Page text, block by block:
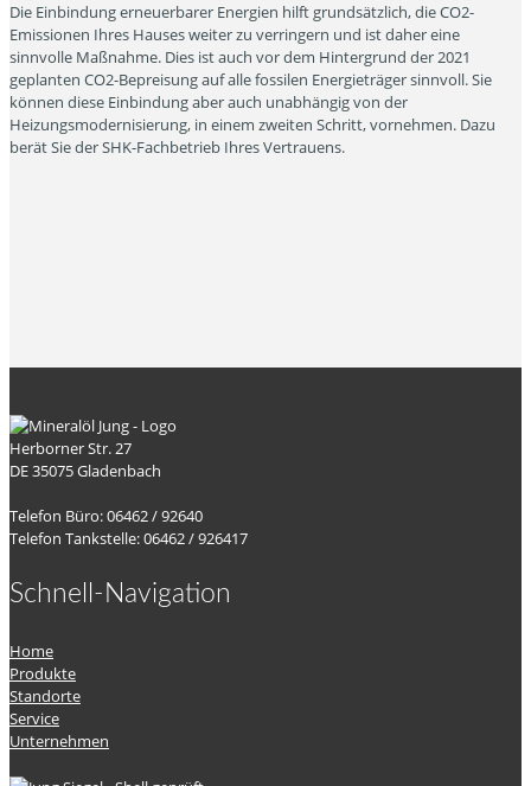
Die Einbindung erneuerbarer Energien hilft grundsätzlich, die CO2-
Emissionen Ihres Hauses weiter zu verringern und ist daher eine
sinnvolle Maßnahme. Dies ist auch vor dem Hintergrund der 2021
geplanten CO2-Bepreisung auf alle fossilen Energieträger sinnvoll. Sie
können diese Einbindung aber auch unabhängig von der
Heizungsmodernisierung, in einem zweiten Schritt, vornehmen. Dazu
berät Sie der SHK-Fachbetrieb Ihres Vertrauens.
Herborner Str. 27
DE 35075 Gladenbach
Telefon Büro: 06462 / 92640
Telefon Tankstelle: 06462 / 926417
Schnell-Navigation
Home
Produkte
Standorte
Service
Unternehmen